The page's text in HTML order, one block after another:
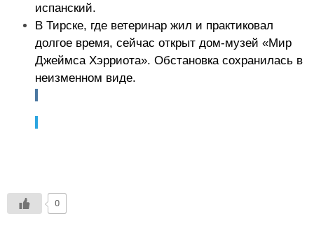
испанский.
В Тирске, где ветеринар жил и практиковал
долгое время, сейчас открыт дом-музей «Мир
Джеймса Хэрриота». Обстановка сохранилась в
неизменном виде.
0